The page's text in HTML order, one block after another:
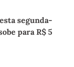
segunda-
para R$ 5